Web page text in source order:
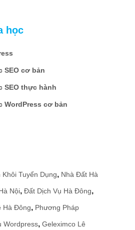
học
SEO cơ bản
SEO thực hành
WordPress cơ bản
Khôi Tuyển Dụng, Nhà Đất Hà
Nội, Đất Dịch Vụ Hà Đông,
Hà Đông, Phương Pháp
Wordpress, Geleximco Lê